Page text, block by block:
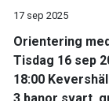
17 sep 2025
Orientering
Tisdag 16 sep
18:00